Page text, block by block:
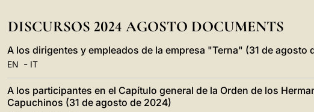
DISCURSOS 2024 AGOSTO DOCUMENTS
A los dirigentes y empleados de la empresa "Terna" (31 de agosto
EN - IT
A los participantes en el Capítulo general de la Orden de los
Capuchinos (31 de agosto de 2024)